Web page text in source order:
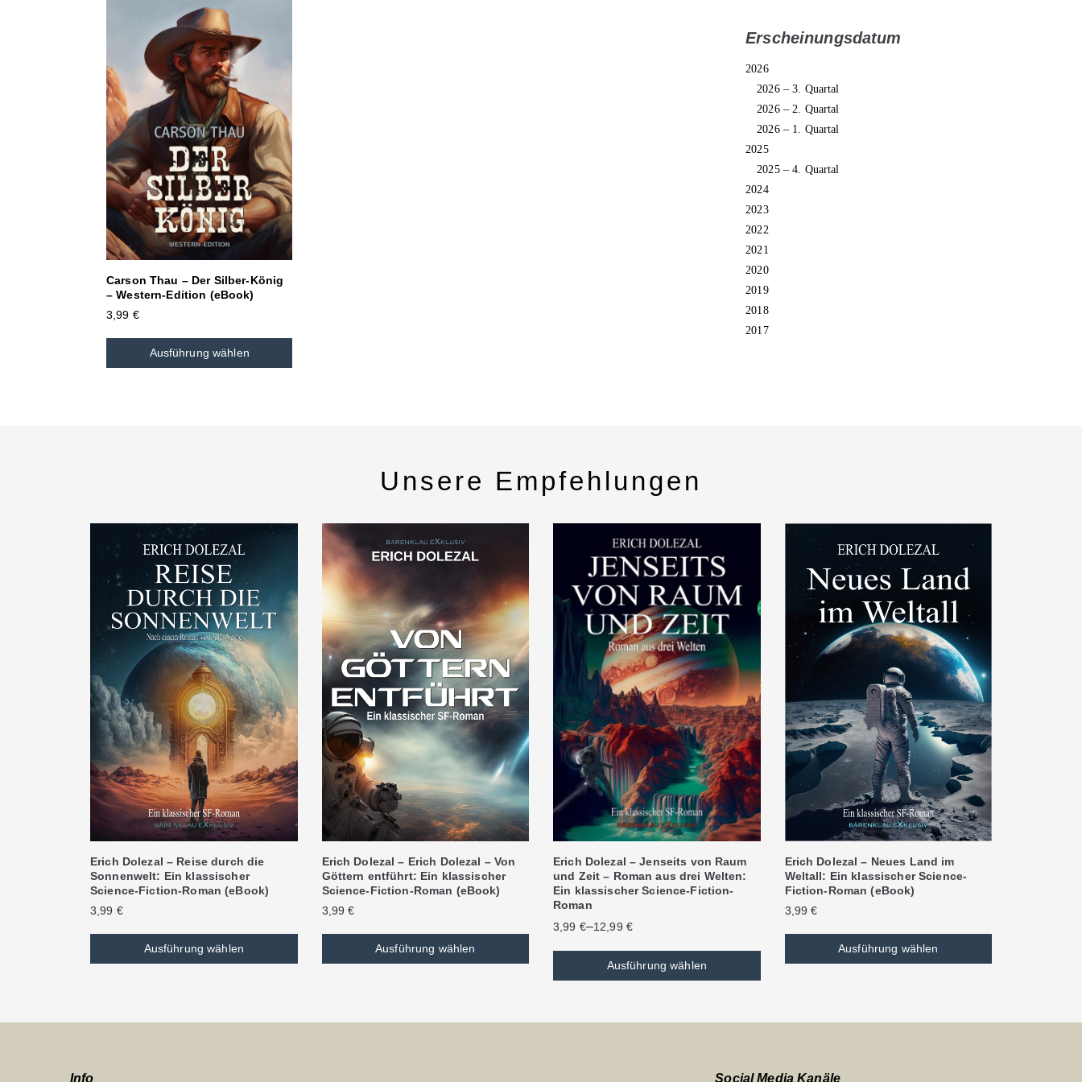
Carson Thau – Der Silber-König
– Western-Edition (eBook)
3,99 €
Ausführung wählen
Erscheinungsdatum
2026
2026 – 3. Quartal
2026 – 2. Quartal
2026 – 1. Quartal
2025
2025 – 4. Quartal
2024
2023
2022
2021
2020
2019
2018
2017
Unsere Empfehlungen
Erich Dolezal – Reise durch die
Sonnenwelt: Ein klassischer
Science-Fiction-Roman (eBook)
3,99 €
Ausführung wählen
Erich Dolezal – Erich Dolezal – Von
Göttern entführt: Ein klassischer
Science-Fiction-Roman (eBook)
3,99€
Ausführung wählen
Erich Dolezal – Jenseits von Raum
und Zeit – Roman aus drei Welten:
Ein klassischer Science-Fiction-
Roman
3,99 €–12,99 €
Ausführung wählen
Erich Dolezal – Neues Land im
Weltall: Ein klassischer Science-
Fiction-Roman (eBook)
3,99€
Ausführung wählen
Info Social Media Kanäle